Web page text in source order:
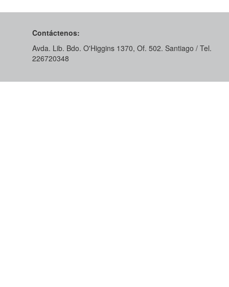
Contáctenos:
Avda. Lib. Bdo. O'Higgins 1370, Of. 502. Santiago / Tel.
226720348